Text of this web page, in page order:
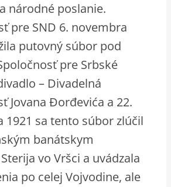
národné poslanie.
pre SND 6. novembra
putovný súbor pod
pre Srbské
– Divadelná
Jovana Đorđevića a 22.
1921 sa tento súbor zlúčil
banátskym
vo Vršci a uvádzala
po celej Vojvodine, ale